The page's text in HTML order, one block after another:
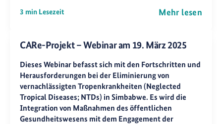
3 min Lesezeit Mehr lesen
CARe-Projekt – Webinar am 19. März 2025
Dieses Webinar befasst sich mit den Fortschritten und
Herausforderungen bei der Eliminierung von
vernachlässigten Tropenkrankheiten (Neglected
Tropical Diseases; NTDs) in Simbabwe. Es wird die
Integration von Maßnahmen des öffentlichen
Gesundheitswesens mit dem Engagement der